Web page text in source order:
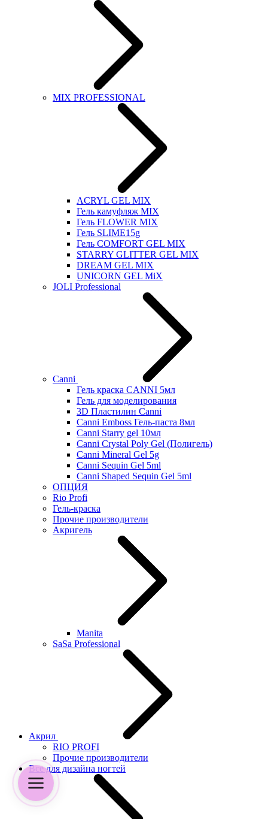
MIX PROFESSIONAL
ACRYL GEL MIX
Гель камуфляж MIX
Гель FLOWER MIX
Гель SLIME15g
Гель COMFORT GEL MIX
STARRY GLITTER GEL MIX
DREAM GEL MIX
UNICORN GEL MiX
JOLI Professional
Canni
Гель краска CANNI 5мл
Гель для моделирования
3D Пластилин Canni
Canni Emboss Гель-паста 8мл
Canni Starry gel 10мл
Canni Crystal Poly Gel (Полигель)
Canni Mineral Gel 5g
Canni Sequin Gel 5ml
Canni Shaped Sequin Gel 5ml
ОПЦИЯ
Rio Profi
Гель-краска
Прочие производители
Акригель
Manita
SaSa Professional
Акрил
RIO PROFI
Прочие производители
Все для дизайна ногтей